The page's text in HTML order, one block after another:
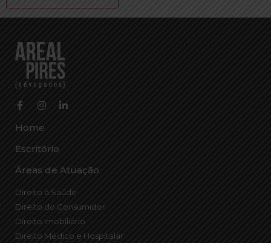
Home
Escritório
Áreas de Atuação
Direito à Saúde
Direito do Consumidor
Direito Imobiliário
Direito Médico e Hospitalar